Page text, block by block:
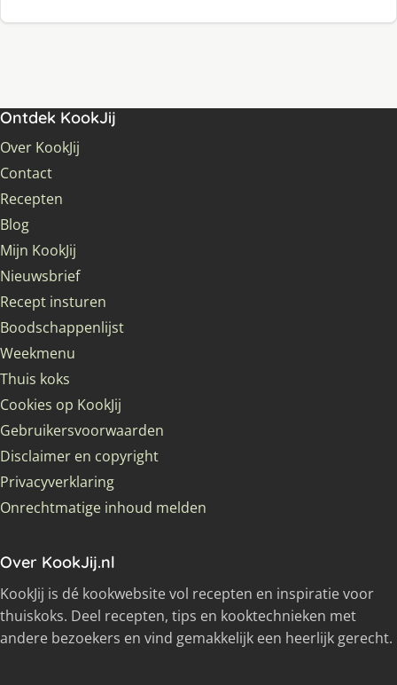
Ontdek KookJij
Over KookJij
Contact
Recepten
Blog
Mijn KookJij
Nieuwsbrief
Recept insturen
Boodschappenlijst
Weekmenu
Thuis koks
Cookies op KookJij
Gebruikersvoorwaarden
Disclaimer en copyright
Privacyverklaring
Onrechtmatige inhoud melden
Over KookJij.nl
KookJij is dé kookwebsite vol recepten en inspiratie voor
thuiskoks. Deel recepten, tips en kooktechnieken met
andere bezoekers en vind gemakkelijk een heerlijk gerecht.